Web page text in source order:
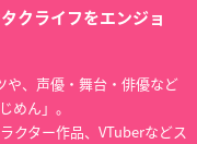
クライフをエンジョ
や、声優・舞台・俳優など
めん」。
クター作品、VTuberなどス